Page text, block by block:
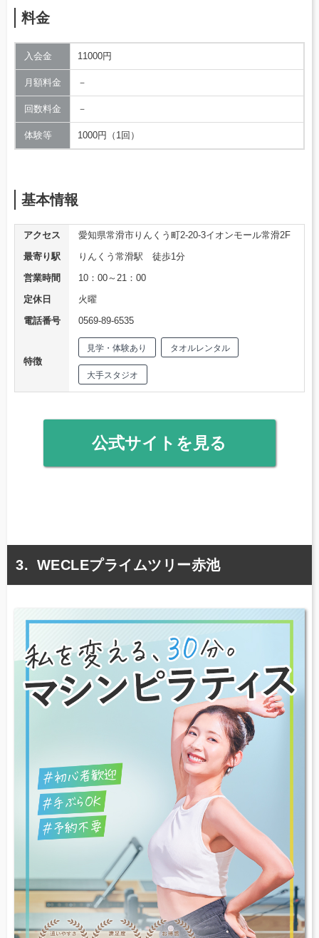
料金
入会金 11000円
月額料金 －
回数料金 －
体験等 1000円（1回）
基本情報
アクセス
愛知県常滑市りんくう町2-20-3イオンモール常滑2F
最寄り駅
りんくう常滑駅 徒歩1分
営業時間
10：00～21：00
定休日
火曜
電話番号
0569-89-6535
特徴
見学・体験あり タオルレンタル
大手スタジオ
公式サイトを見る
WECLEプライムツリー赤池